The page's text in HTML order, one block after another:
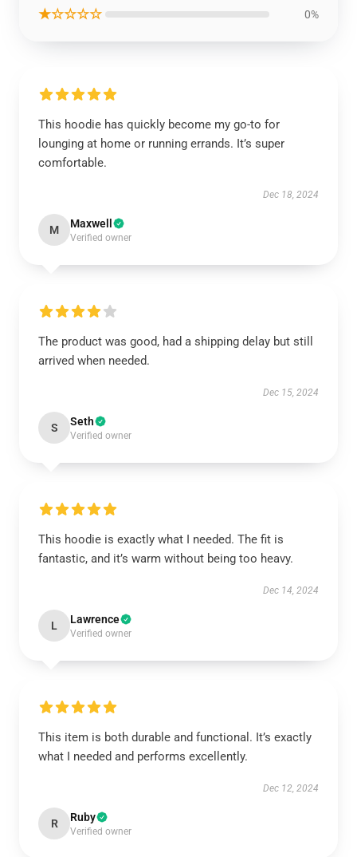
★☆☆☆☆ 0%
This hoodie has quickly become my go-to for
lounging at home or running errands. It’s super
comfortable.
Dec 18, 2024
M Maxwell
Verified owner
The product was good, had a shipping delay but still
arrived when needed.
Dec 15, 2024
S Seth
Verified owner
This hoodie is exactly what I needed. The fit is
fantastic, and it’s warm without being too heavy.
Dec 14, 2024
L Lawrence
Verified owner
This item is both durable and functional. It’s exactly
what I needed and performs excellently.
Dec 12, 2024
R Ruby
Verified owner